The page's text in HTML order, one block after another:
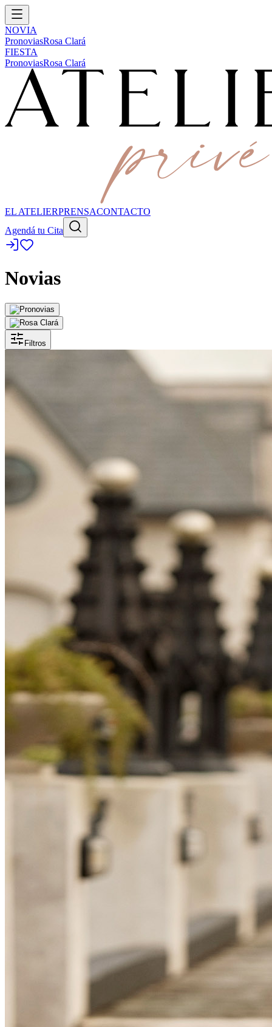
NOVIA
PronoviasRosa Clará
FIESTA
PronoviasRosa Clará
EL ATELIERPRENSACONTACTO
Agendá tu Cita
Novias
Filtros